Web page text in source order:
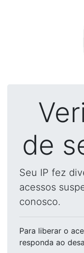
de
Seu IP fez
acessos
conosco.
Para liberar o
responda ao